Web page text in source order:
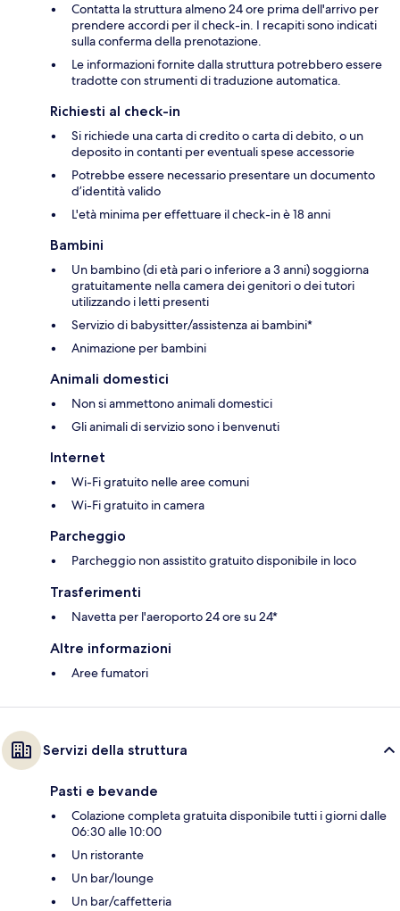
Contatta la struttura almeno 24 ore prima dell'arrivo per
prendere accordi per il check-in. I recapiti sono indicati
sulla conferma della prenotazione.
Le informazioni fornite dalla struttura potrebbero essere
tradotte con strumenti di traduzione automatica.
Richiesti al check-in
Si richiede una carta di credito o carta di debito, o un
deposito in contanti per eventuali spese accessorie
Potrebbe essere necessario presentare un documento
d’identità valido
L'età minima per effettuare il check-in è 18 anni
Bambini
Un bambino (di età pari o inferiore a 3 anni) soggiorna
gratuitamente nella camera dei genitori o dei tutori
utilizzando i letti presenti
Servizio di babysitter/assistenza ai bambini*
Animazione per bambini
Animali domestici
Non si ammettono animali domestici
Gli animali di servizio sono i benvenuti
Internet
Wi-Fi gratuito nelle aree comuni
Wi-Fi gratuito in camera
Parcheggio
Parcheggio non assistito gratuito disponibile in loco
Trasferimenti
Navetta per l'aeroporto 24 ore su 24*
Altre informazioni
Aree fumatori
Servizi della struttura
Pasti e bevande
Colazione completa gratuita disponibile tutti i giorni dalle
06:30 alle 10:00
Un ristorante
Un bar/lounge
Un bar/caffetteria